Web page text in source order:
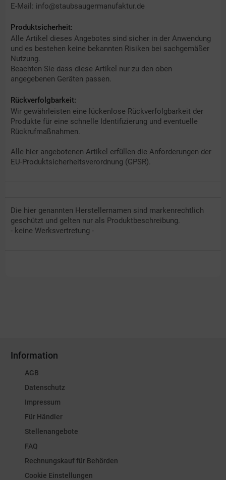
E-Mail: info@staubsaugermanufaktur.de
Produktsicherheit:
Alle Artikel dieses Angebotes sind sicher in der Anwendung
und es bestehen keine bekannten Risiken bei sachgemäßer
Nutzung.
Beachten Sie dass diese Artikel nur zu den oben
angegebenen Geräten passen.
Rückverfolgbarkeit:
Wir gewährleisten eine lückenlose Rückverfolgbarkeit der
Produkte für eine schnelle Identifizierung und eventuelle
Rückrufmaßnahmen.
Alle hier angebotenen Artikel erfüllen die Anforderungen der
EU-Produktsicherheitsverordnung (GPSR).
Die hier genannten Herstellernamen sind markenrechtlich
geschützt und gelten nur als Produktbeschreibung.
- keine Werksvertretung -
Information
AGB
Datenschutz
Impressum
Für Händler
Stellenangebote
FAQ
Rechnungskauf für Behörden
Cookie Einstellungen